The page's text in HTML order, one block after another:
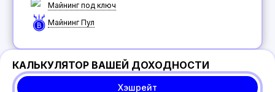
Майнинг под ключ
Майнинг Пул
КАЛЬКУЛЯТОР ВАШЕЙ ДОХОДНОСТИ
Хэшрейт